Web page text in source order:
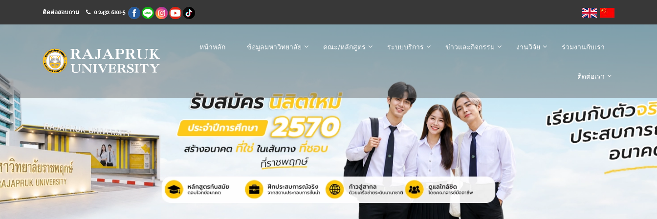
ติดต่อสอบถาม 0 2432 6101-5
หน้าหลัก ข้อมูลมหาวิทยาลัย คณะ/หลักสูตร ระบบบริการ ข่าวและกิจกรรม งานวิจัย ร่วมงานกับเรา
ติดต่อเรา